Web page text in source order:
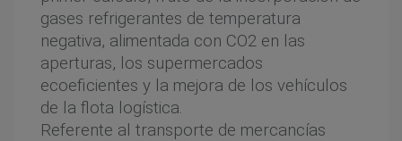
gases refrigerantes de temperatura
negativa, alimentada con CO2 en las
aperturas, los supermercados
ecoeficientes y la mejora de los vehículos
de la flota logística.
Referente al transporte de mercancías